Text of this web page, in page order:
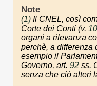
Note
(1) Il CNEL, così
Corte dei Conti (v.
organi a rilevanza
perchè, a differenza
esempio il
Governo, art. 92 ss.
senza che ciò alteri